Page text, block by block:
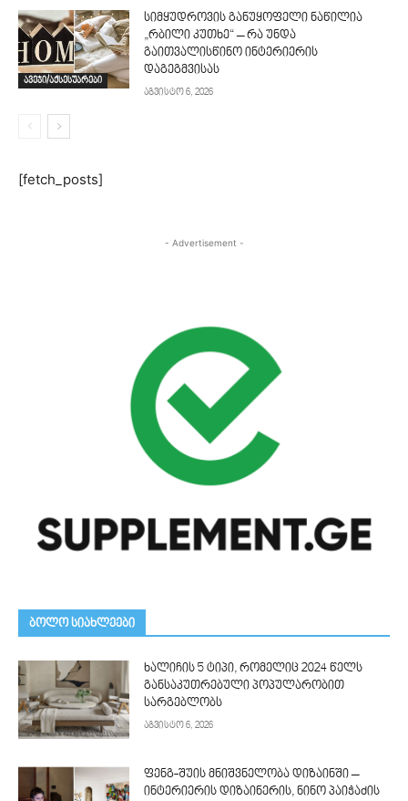
ავეჯი/აქსესუარები
სიმყუდროვის განუყოფელი ნაწილია
„რბილი კუთხე“ – რა უნდა
გაითვალისწინო ინტერიერის
დაგეგმვისას
აგვისტო 6, 2026
[fetch_posts]
- Advertisement -
ᲑᲝᲚᲝ ᲡᲘᲐᲮᲚᲔᲔᲑᲘ
ხალიჩის 5 ტიპი, რომელიც 2024 წელს
განსაკუთრებული პოპულარობით
სარგებლობს
აგვისტო 6, 2026
ფენგ-შუის მნიშვნელობა დიზაინში –
ინტერიერის დიზაინერის, ნინო პაიჭაძის